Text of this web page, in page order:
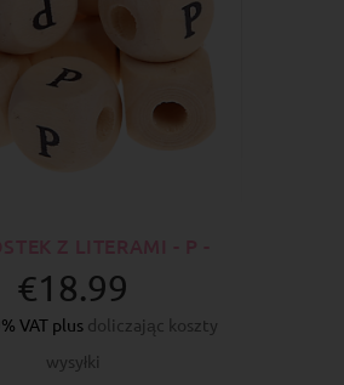
€18.99
VAT plus doliczając koszty
wysyłki